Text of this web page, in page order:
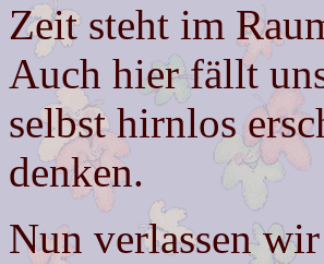
Zeit steht im
Auch hier fällt
selbst hirnlos
denken.
Nun verlassen